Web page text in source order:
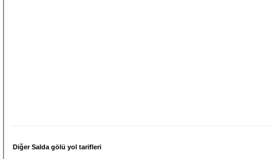
Diğer Salda gölü yol tarifleri